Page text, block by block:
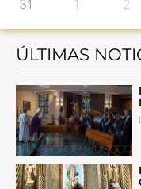
31 1 2
ÚLTIMAS